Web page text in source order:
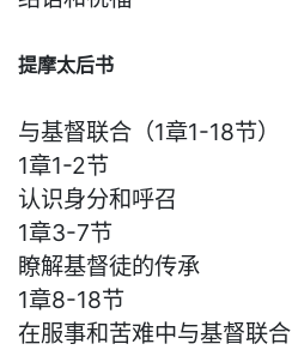
提摩太后书
与基督联合（1章1-18节）
1章1-2节
认识身分和呼召
1章3-7节
瞭解基督徒的传承
1章8-18节
在服事和苦难中与基督联合